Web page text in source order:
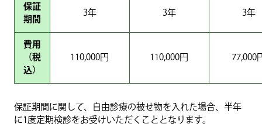
保証
期間
3年 3年 3年
費用
（税
込）
110,000円 110,000円 77,000
保証期間に関して、自由診療の被せ物を入れた場合、半年
に1度定期検診をお受けいただくこととなります。